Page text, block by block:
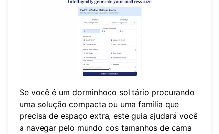
Se você é um dorminhoco solitário procurando
uma solução compacta ou uma família que
precisa de espaço extra, este guia ajudará você
a navegar pelo mundo dos tamanhos de cama